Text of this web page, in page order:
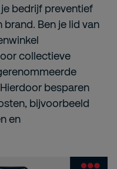
bedrijf preventief
Ben je lid van
collectieve
besparen
bijvoorbeeld
en